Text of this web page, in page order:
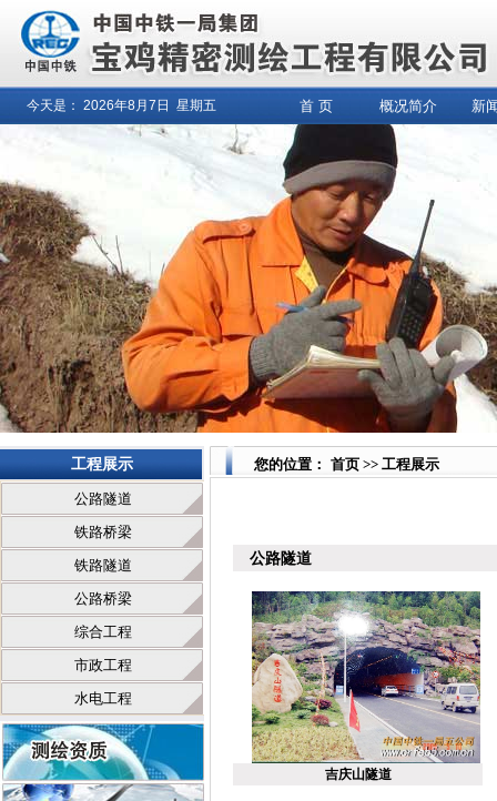
今天是： 2026年8月 7日 星期五 首 页 概况简介 新
工程展示
公路隧道
铁路桥梁
铁路隧道
公路桥梁
综合工程
市政工程
水电工程
您的位置： 首页 >> 工程展示
公路隧道
吉庆山隧道